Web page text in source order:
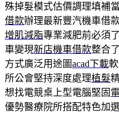
殊掉髮模式估價調理填補
借款辦理最新豐汽機車借
增肌減脂專業減肥前必須
車變現新店機車借款整合
方式廣泛用途圖acad下載
所公會堅持深度處理植髮
想找電競桌上型電腦堅固
優勢醫療院所搭配特色加